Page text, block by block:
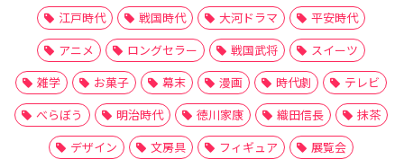
江戸時代 戦国時代 大河ドラマ
平安時代
アニメ
ロングセラー 戦国武将
スイーツ
雑学
お菓子 幕末 漫画 時代劇
テレビ
べらぼう
明治時代 徳川家康 織田信長
抹茶
デザイン
文房具 フィギュア
展覧会